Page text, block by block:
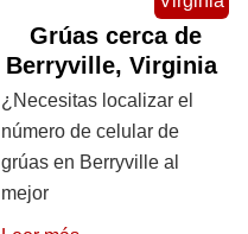
Grúas cerca de
Berryville, Virginia
¿Necesitas localizar el
número de celular de
grúas en Berryville al
mejor